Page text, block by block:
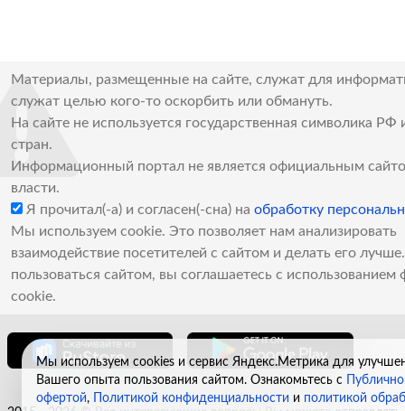
Материалы, размещенные на сайте, служат для
служат целью кого-то оскорбить или обмануть.
На сайте не используется государственная символика РФ
стран.
Информационный портал не является официальным
власти.
Я прочитал(-а) и согласен(-сна) на обработку
Мы используем cookie. Это позволяет нам анализировать
взаимодействие посетителей с сайтом и делать его
пользоваться сайтом, вы соглашаетесь с использованием
cookie.
Мы используем cookies и сервис Яндекс.Метрика для
Вашего опыта пользования сайтом. Ознакомьтесь с
офертой, Политикой конфиденциальности и политикой